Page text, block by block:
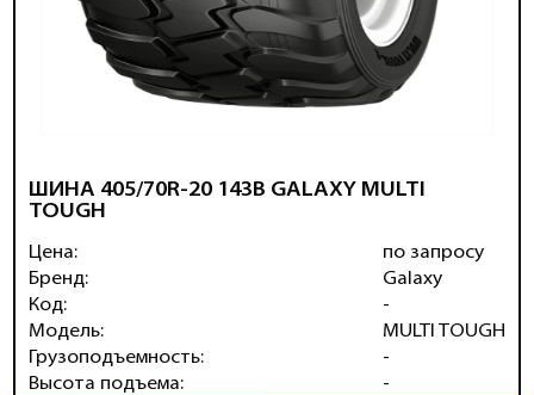
ШИНА 405/70R-20 143B GALAXY MULTI
TOUGH
Цена:
Бренд:
Код:
Модель:
Грузоподъемность:
Высота подъема:
по запросу
Galaxy
-
MULTI TOUGH
-
-